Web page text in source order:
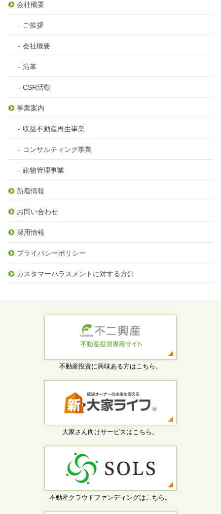
会社概要
ご挨拶
会社概要
沿革
CSR活動
事業案内
収益不動産再生事業
コンサルティング事業
建物管理事業
新着情報
お問い合わせ
採用情報
プライバシーポリシー
カスタマーハラスメントに対する方針
不動産投資に興味ある方はこちら。
大家さん向けサービスはこちら。
不動産クラウドファンディングはこちら。